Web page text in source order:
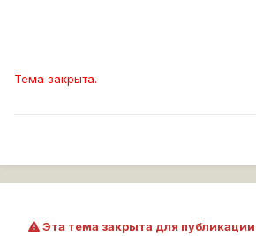
Тема закрыта.
Эта тема закрыта для